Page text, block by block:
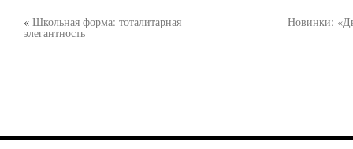
« Школьная форма: тоталитарная
элегантность
Новинки: